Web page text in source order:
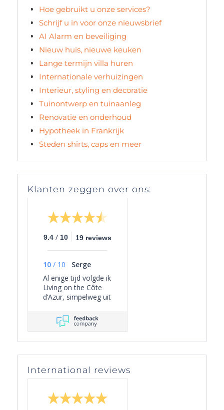
Hoe gebruikt u onze services?
Schrijf u in voor onze nieuwsbrief
AI Alarm en beveiliging
Nieuw huis, nieuwe keuken
Lange termijn villa huren
Internationale verhuizingen
Interieur, styling en decoratie
Tuinontwerp en tuinaanleg
Renovatie en onderhoud
Hypotheek in Frankrijk
Steden shirts, caps en meer
Klanten zeggen over ons:
9.4 / 10 19 reviews
10 / 10
Serge
Al enige tijd volgde ik
Living on the Côte
d’Azur, simpelweg uit
interesse, omdat het
een overzichtelijk
actuele aanbod van
villa’s in Zuid-
er leuke periodieke
verzonden met
interessante weetjes
International reviews